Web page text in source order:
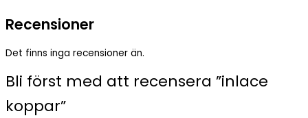
Recensioner
Det finns inga recensioner än.
Bli först med att recensera ”inlace
koppar”